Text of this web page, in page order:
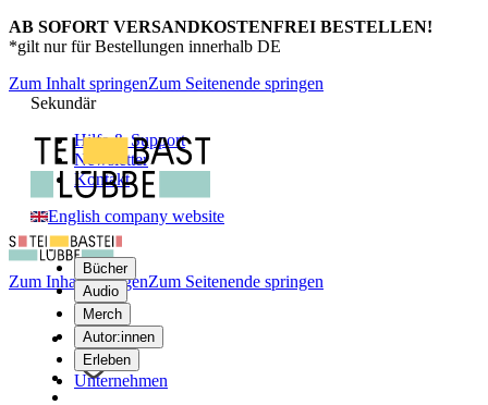
AB SOFORT VERSANDKOSTENFREI BESTELLEN!
*gilt nur für Bestellungen innerhalb DE
Zum Inhalt springenZum Seitenende springen
Sekundär
Hilfe & Support
Newsletter
Kontakt
English company website
Bücher
Audio
Merch
Autor:innen
Erleben
Unternehmen
Zum Inhalt springenZum Seitenende springen